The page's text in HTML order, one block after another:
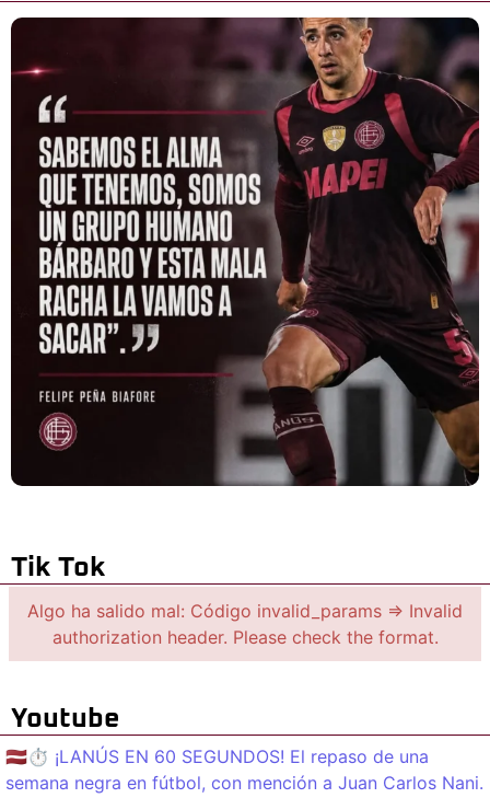
Tik Tok
Algo ha salido mal: Código invalid_params => Invalid
authorization header. Please check the format.
Youtube
🇱🇻⏱️ ¡LANÚS EN 60 SEGUNDOS! El repaso de una
semana negra en fútbol, con mención a Juan Carlos Nani.